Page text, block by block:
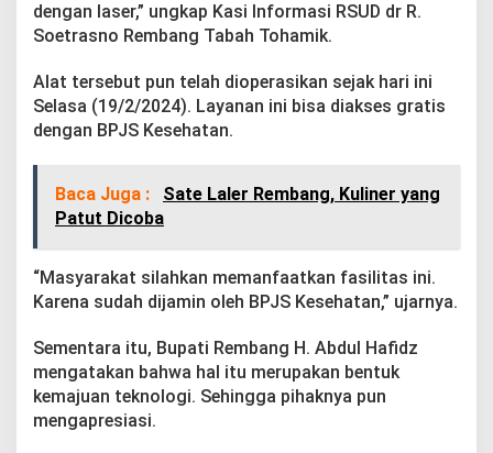
t
B
r
u
dengan laser,” ungkap Kasi Informasi RSUD dr R.
Soetrasno Rembang Tabah Tohamik.
Alat tersebut pun telah dioperasikan sejak hari ini
Selasa (19/2/2024). Layanan ini bisa diakses gratis
dengan BPJS Kesehatan.
Baca Juga :
Sate Laler Rembang, Kuliner yang
Patut Dicoba
“Masyarakat silahkan memanfaatkan fasilitas ini.
Karena sudah dijamin oleh BPJS Kesehatan,” ujarnya.
Sementara itu, Bupati Rembang H. Abdul Hafidz
mengatakan bahwa hal itu merupakan bentuk
kemajuan teknologi. Sehingga pihaknya pun
mengapresiasi.